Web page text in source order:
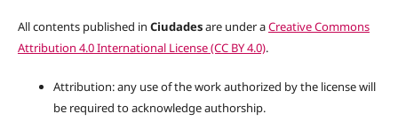
All contents published in Ciudadesare under aCreative Commons
Attribution 4.0 International License (CC BY 4.0).
Attribution: any use of the work authorized by the license will
be required to acknowledge authorship.